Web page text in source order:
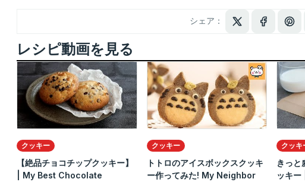
シェア：
レシピ動画を見る
クッキー
【絶品チョコチップクッキー】
| My Best Chocolate
クッキー
トトロのアイスボックスクッキ
ー作ってみた! My Neighbor
クッキ
きっと
ッキ